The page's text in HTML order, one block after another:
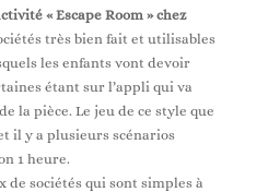
« Escape Room » chez
très bien fait et utilisables
les enfants vont devoir
étant sur l’appli qui va
la pièce. Le jeu de ce style que
il y a plusieurs scénarios
1 heure.
de sociétés qui sont simples à